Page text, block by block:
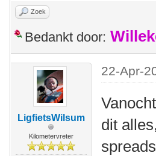
Zoek
Bedankt door:
LigfietsWilsum
Kilometervreter
22-Apr-
dit